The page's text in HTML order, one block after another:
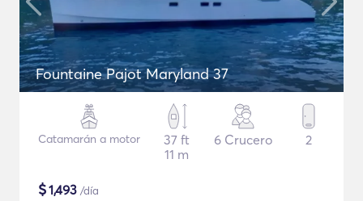
Fountaine Pajot Maryland 37
Catamarán a motor
37 ft
11 m
6 Crucero 2
$1,493 /día